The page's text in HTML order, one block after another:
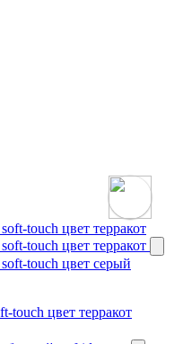
touch цвет терракот